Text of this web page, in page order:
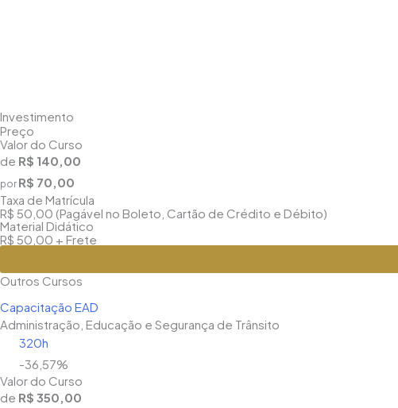
Investimento
Preço
Valor do Curso
de R$ 140,00
por R$ 70,00
Taxa de Matrícula
R$ 50,00 (Pagável no Boleto, Cartão de Crédito e Débito)
Material Didático
R$ 50,00 + Frete
Outros Cursos
Capacitação EAD
Administração, Educação e Segurança de Trânsito
320h
-36,57%
Valor do Curso
de R$ 350,00